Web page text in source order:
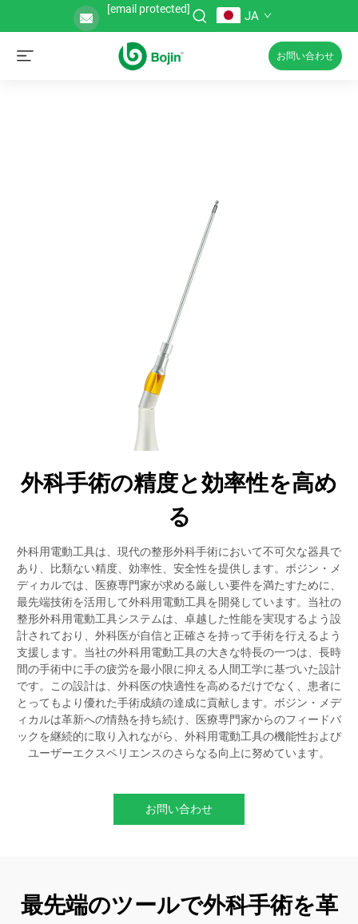
[email protected] JA
お問い合わせ
外科手術の精度と効率性を高め
る
外科用電動工具は、現代の整形外科手術において不可欠な器具で
あり、比類ない精度、効率性、安全性を提供します。ボジン・メ
ディカルでは、医療専門家が求める厳しい要件を満たすために、
最先端技術を活用して外科用電動工具を開発しています。当社の
整形外科用電動工具システムは、卓越した性能を実現するよう設
計されており、外科医が自信と正確さを持って手術を行えるよう
支援します。当社の外科用電動工具の大きな特長の一つは、長時
間の手術中に手の疲労を最小限に抑える人間工学に基づいた設計
です。この設計は、外科医の快適性を高めるだけでなく、患者に
とってもより優れた手術成績の達成に貢献します。ボジン・メデ
ィカルは革新への情熱を持ち続け、医療専門家からのフィードバ
ックを継続的に取り入れながら、外科用電動工具の機能性および
ユーザーエクスペリエンスのさらなる向上に努めています。
お問い合わせ
最先端のツールで外科手術を革